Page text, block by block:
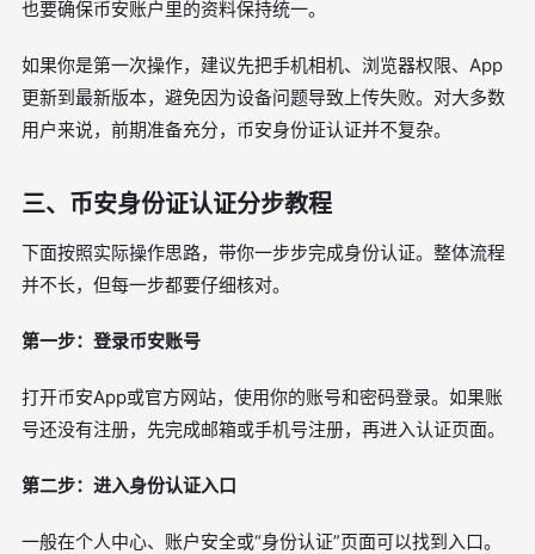
也要确保币安账户里的资料保持统一。
如果你是第一次操作，建议先把手机相机、浏览器权限、App
更新到最新版本，避免因为设备问题导致上传失败。对大多数
用户来说，前期准备充分，币安身份证认证并不复杂。
三、币安身份证认证分步教程
下面按照实际操作思路，带你一步步完成身份认证。整体流程
并不长，但每一步都要仔细核对。
第一步：登录币安账号
打开币安App或官方网站，使用你的账号和密码登录。如果账
号还没有注册，先完成邮箱或手机号注册，再进入认证页面。
第二步：进入身份认证入口
一般在个人中心、账户安全或“身份认证”页面可以找到入口。